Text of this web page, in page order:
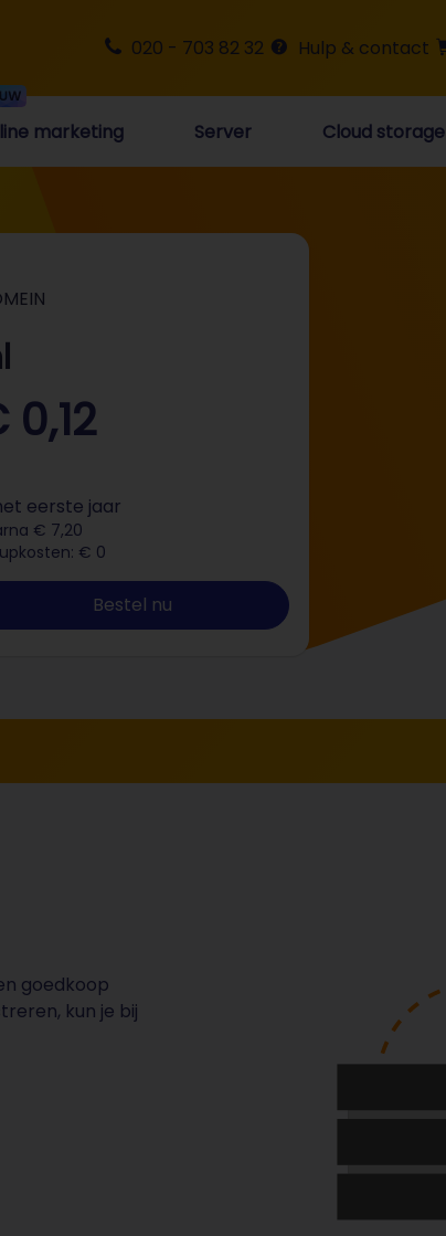
020 - 703 82 32 Hulp & contact
marketing Server Cloud storage
eerste jaar
€ 7,20
€ 0
Bestel nu
goedkoop
kun je bij